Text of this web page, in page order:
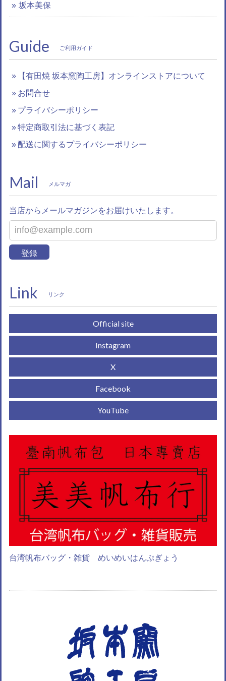
坂本美保
Guide ご利用ガイド
【有田焼 坂本窯陶工房】オンラインストアについて
お問合せ
プライバシーポリシー
特定商取引法に基づく表記
配送に関するプライバシーポリシー
Mail メルマガ
当店からメールマガジンをお届けいたします。
登録
Link リンク
Official site
Instagram
X
Facebook
YouTube
台湾帆布バッグ・雑貨 めいめいはんぷぎょう